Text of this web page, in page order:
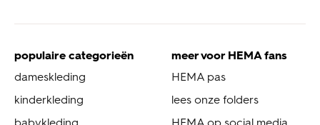
populaire categorieën
dameskleding
kinderkleding
meer voor HEMA fans
HEMA pas
lees onze folders